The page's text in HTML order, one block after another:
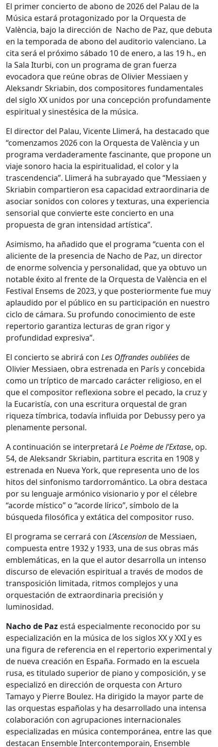
El primer concierto de abono de 2026 del Palau de la
Música estará protagonizado por la Orquesta de
València, bajo la dirección de Nacho de Paz, que debuta
en la temporada de abono del auditorio valenciano. La
cita será el próximo sábado 10 de enero, a las 19 h., en
la Sala Iturbi, con un programa de gran fuerza
evocadora que reúne obras de Olivier Messiaen y
Aleksandr Skriabin, dos compositores fundamentales
del siglo XX unidos por una concepción profundamente
espiritual y sinestésica de la música.
El director del Palau, Vicente Llimerá, ha destacado que
“comenzamos 2026 con la Orquesta de València y un
programa verdaderamente fascinante, que propone un
viaje sonoro hacia la espiritualidad, el color y la
trascendencia”. Llimerá ha subrayado que “Messiaen y
Skriabin compartieron esa capacidad extraordinaria de
asociar sonidos con colores y texturas, una experiencia
sensorial que convierte este concierto en una
propuesta de gran intensidad artística”.
Asimismo, ha añadido que el programa “cuenta con el
aliciente de la presencia de Nacho de Paz, un director
de enorme solvencia y personalidad, que ya obtuvo un
notable éxito al frente de la Orquesta de València en el
Festival Ensems de 2023, y que posteriormente fue muy
aplaudido por el público en su participación en nuestro
ciclo de cámara. Su profundo conocimiento de este
repertorio garantiza lecturas de gran rigor y
profundidad expresiva”.
El concierto se abrirá con Les Offrandes oubliéesde
Olivier Messiaen, obra estrenada en París y concebida
como un tríptico de marcado carácter religioso, en el
que el compositor reflexiona sobre el pecado, la cruz y
la Eucaristía, con una escritura orquestal de gran
riqueza tímbrica, todavía influida por Debussy pero ya
plenamente personal.
A continuación se interpretará Le Poème de l’Extase, op.
54, de Aleksandr Skriabin, partitura escrita en 1908 y
estrenada en Nueva York, que representa uno de los
hitos del sinfonismo tardorromántico. La obra destaca
por su lenguaje armónico visionario y por el célebre
“acorde místico” o “acorde lírico”, símbolo de la
búsqueda filosófica y extática del compositor ruso.
El programa se cerrará con L’Ascensionde Messiaen,
compuesta entre 1932 y 1933, una de sus obras más
emblemáticas, en la que el autor desarrolla un intenso
discurso de elevación espiritual a través de modos de
transposición limitada, ritmos complejos y una
orquestación de extraordinaria precisión y
luminosidad.
Nacho de Paz está especialmente reconocido por su
especialización en la música de los siglos XX y XXI y es
una figura de referencia en el repertorio experimental y
de nueva creación en España. Formado en la escuela
rusa, es titulado superior de piano y composición, y se
especializó en dirección de orquesta con Arturo
Tamayo y Pierre Boulez. Ha dirigido la mayor parte de
las orquestas españolas y ha desarrollado una intensa
colaboración con agrupaciones internacionales
especializadas en música contemporánea, entre las que
destacan Ensemble Intercontemporain, Ensemble